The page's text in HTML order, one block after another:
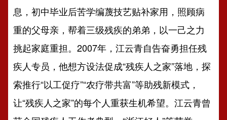
息，初中毕业后苦学编蔑技艺贴补家用，照顾病
重的父母亲，帮着三级残疾的弟弟，以一己之力
挑起家庭重担。2007年，江云青自告奋勇担任残
疾人专员，他想方设法促成“残疾人之家”落地，探
索推行“以工促疗”“农疗带共富”等助残新模式，
让“残疾人之家”的每个人重获生机希望。江云青曾